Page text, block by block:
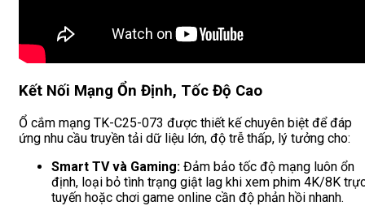
Kết Nối Mạng Ổn Định, Tốc Độ Cao
Ổ cắm mạng TK-C25-073 được thiết kế chuyên biệt để đáp
ứng nhu cầu truyền tải dữ liệu lớn, độ trễ thấp, lý tưởng cho:
Smart TV và Gaming: Đảm bảo tốc độ mạng luôn ổn
định, loại bỏ tình trạng giật lag khi xem phim 4K/8K
tuyến hoặc chơi game online cần độ phản hồi nhanh.